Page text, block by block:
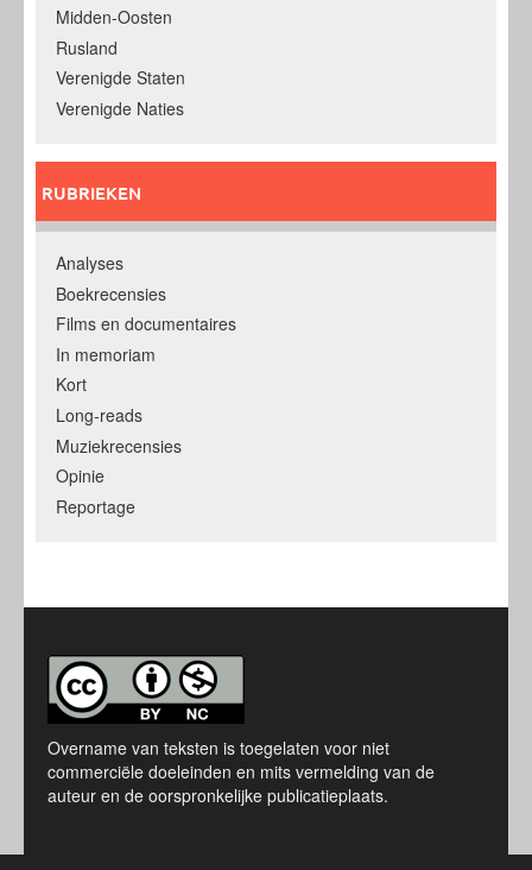
Midden-Oosten
Rusland
Verenigde Staten
Verenigde Naties
RUBRIEKEN
Analyses
Boekrecensies
Films en documentaires
In memoriam
Kort
Long-reads
Muziekrecensies
Opinie
Reportage
Overname van teksten is toegelaten voor niet
commerciële doeleinden en mits vermelding van de
auteur en de oorspronkelijke publicatieplaats.